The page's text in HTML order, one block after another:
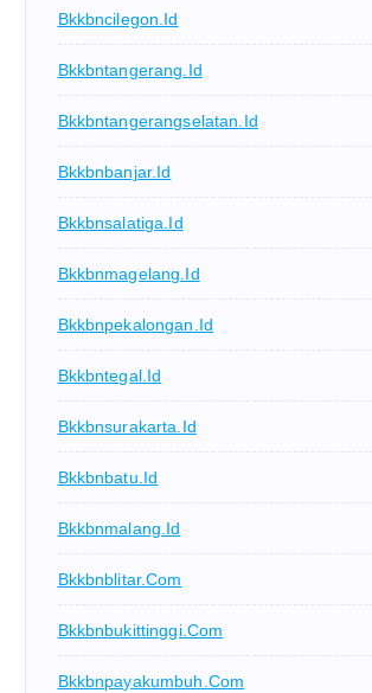
Bkkbncilegon.id
Bkkbntangerang.id
Bkkbntangerangselatan.id
Bkkbnbanjar.id
Bkkbnsalatiga.id
Bkkbnmagelang.id
Bkkbnpekalongan.id
Bkkbntegal.id
Bkkbnsurakarta.id
Bkkbnbatu.id
Bkkbnmalang.id
Bkkbnblitar.com
Bkkbnbukittinggi.com
Bkkbnpayakumbuh.com